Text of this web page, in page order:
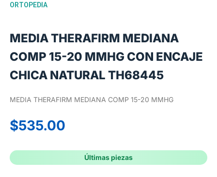
ORTOPEDIA
MEDIA THERAFIRM MEDIANA
COMP 15-20 MMHG CON ENCAJE
CHICA NATURAL TH68445
MEDIA THERAFIRM MEDIANA COMP 15-20 MMHG
$535.00
Últimas piezas